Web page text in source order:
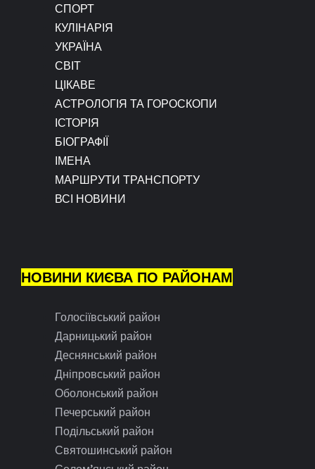
СПОРТ
КУЛІНАРІЯ
УКРАЇНА
СВІТ
ЦІКАВЕ
АСТРОЛОГІЯ ТА ГОРОСКОПИ
ІСТОРІЯ
БІОГРАФІЇ
ІМЕНА
МАРШРУТИ ТРАНСПОРТУ
ВСІ НОВИНИ
НОВИНИ КИЄВА ПО РАЙОНАМ
Голосіївський район
Дарницький район
Деснянський район
Дніпровський район
Оболонський район
Печерський район
Подільський район
Святошинський район